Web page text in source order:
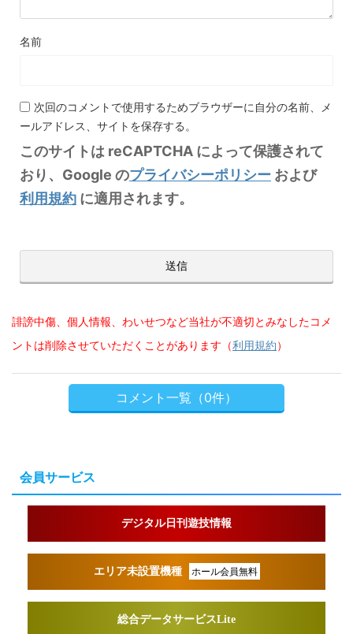
名前
次回のコメントで使用するためブラウザーに自分の名前、メ
ールアドレス、サイトを保存する。
このサイトは reCAPTCHA によって保護されて
おり、Google のプライバシーポリシー および
利用規約 に適用されます。
誹謗中傷、個人情報、わいせつなど当社が不適切とみなしたコメ
ントは削除させていただくことがあります（利用規約）
コメント一覧（0件）
会員サービス
デジタル日刊遊技情報
エリア未設置機種 ホール会員無料
総合データサービスLite